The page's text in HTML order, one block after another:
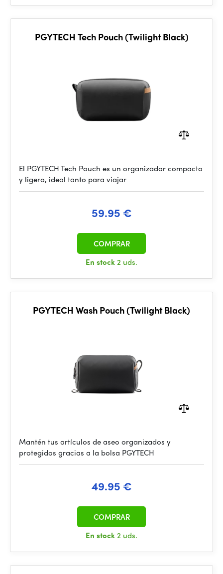
PGYTECH Tech Pouch (Twilight Black)
El PGYTECH Tech Pouch es un organizador compacto
y ligero, ideal tanto para viajar
59.95 €
En stock2 uds.
COMPRAR
PGYTECH Wash Pouch (Twilight Black)
Mantén tus artículos de aseo organizados y
protegidos gracias a la bolsa PGYTECH
49.95 €
En stock2 uds.
COMPRAR